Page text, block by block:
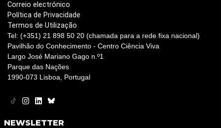
Correio electrónico
Política de Privacidade
Termos de Utilização
Tel: (+351) 21 898 50 20 (chamada para a rede fixa nacional)
Pavilhão do Conhecimento - Centro Ciência Viva
Largo José Mariano Gago n.º1
Parque das Nações
1990-073 Lisboa, Portugal
NEWSLETTER